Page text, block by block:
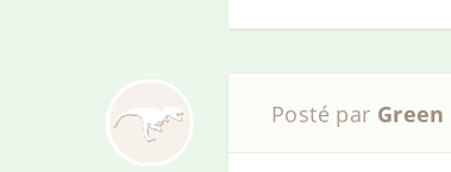
Posté par Green